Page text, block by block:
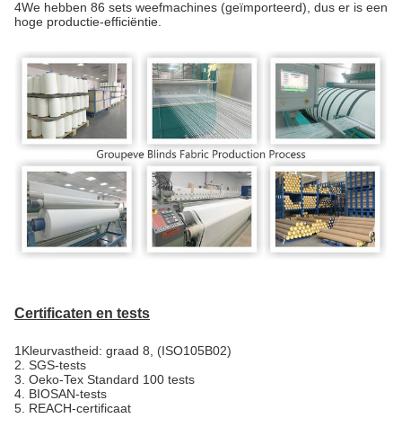
4We hebben 86 sets weefmachines (geïmporteerd), dus er is een
hoge productie-efficiëntie.
Certificaten en tests
1Kleurvastheid: graad 8, (ISO105B02)
2. SGS-tests
3. Oeko-Tex Standard 100 tests
4. BIOSAN-tests
5. REACH-certificaat